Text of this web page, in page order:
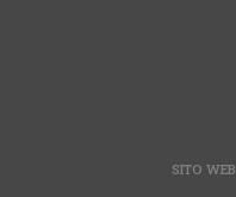
SITO WEB